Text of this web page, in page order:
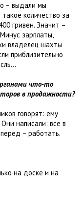
– выдали мы
количество за
гривен. Значит –
зарплаты,
владелец шахты
приблизительно
что-то
в продажности?
говорят: ему
написали: все в
– работать.
на доске и на